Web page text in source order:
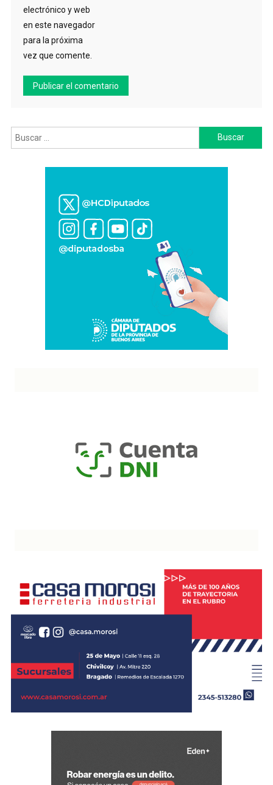
electrónico y web
en este navegador
para la próxima
vez que comente.
Buscar: